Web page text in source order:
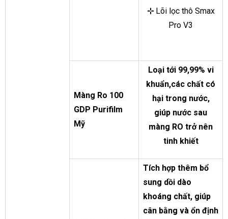
⊹ Lõi lọc thô Smax
Pro V3
Màng Ro 100
GDP Purifilm
Mỹ
Loại tới 99,99% vi
khuẩn,các chất có
hại trong nước,
giúp nước sau
màng RO trở nên
tinh khiết
Tích hợp thêm bổ
sung dồi dào
khoáng chất, giúp
cân bằng và ổn định